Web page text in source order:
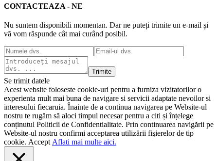
CONTACTEAZA - NE
Nu suntem disponibili momentan. Dar ne puteți trimite un e-mail și
vă vom răspunde cât mai curând posibil.
Trimite
Se trimit datele
Acest website foloseste cookie-uri pentru a furniza vizitatorilor o
experienta mult mai buna de navigare si servicii adaptate nevoilor si
interesului fiecaruia. Înainte de a continua navigarea pe Website-ul
nostru te rugăm să aloci timpul necesar pentru a citi și înțelege
conținutul Politicii de Confidentialitate. Prin continuarea navigării pe
Website-ul nostru confirmi acceptarea utilizării fişierelor de tip
cookie. Accept Aflati mai multe aici.